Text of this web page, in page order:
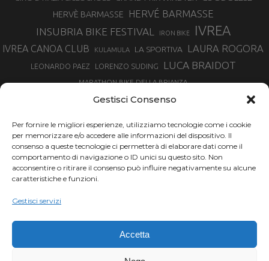
Gestisci Consenso
Per fornire le migliori esperienze, utilizziamo tecnologie come i cookie
per memorizzare e/o accedere alle informazioni del dispositivo. Il
consenso a queste tecnologie ci permetterà di elaborare dati come il
comportamento di navigazione o ID unici su questo sito. Non
acconsentire o ritirare il consenso può influire negativamente su alcune
caratteristiche e funzioni.
Gestisci servizi
Accetta
HERVÈ BARMASSE
HERVÉ BARMASSE
INSUBRIA BIKE FESTIVAL
IRON BIKE IVREA
IVREA CANOA CLUB KULAMULA LA SPORTIVA LAURA ROGORA
LEONARDO PAEZ LORENZO SUDING LUCA BRAIDOT
MARATHON BIKE DELLA BRIANZA
MARCO AURELIO FONTANA
MARTINO FRUET MATHIEU VAN DER POEL MATTEO TRENTIN MIKE FELDERER
MIRKO CELESTINO NIBALI
NINO SCHURTER
PARCO NAZIONALE GRAN PARADISO
PROMENADO BIKE
SIMONE MORO
TOUR DE FRANCE
VINCENZO NIBALI